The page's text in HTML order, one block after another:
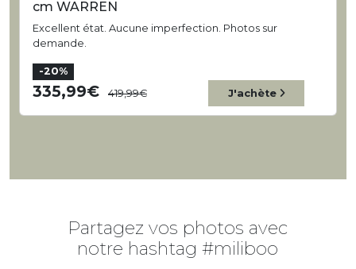
cm WARREN
Excellent état. Aucune imperfection. Photos sur
demande.
-20%
335,99 419,99 J'achète
Partagez vos photos avec
notre hashtag #miliboo